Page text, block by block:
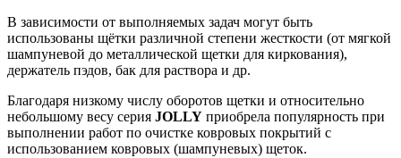
В зависимости от выполняемых задач могут быть
использованы щётки различной степени жесткости (от мягкой
шампуневой до металлической щетки для киркования),
держатель пэдов, бак для раствора и др.
Благодаря низкому числу оборотов щетки и относительно
небольшому весу серия JOLLY приобрела популярность при
выполнении работ по очистке ковровых покрытий с
использованием ковровых (шампуневых) щеток.